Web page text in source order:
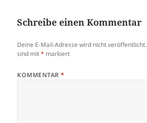
Schreibe einen Kommentar
Deine E-Mail-Adresse wird nicht veröffentlicht.
sind mit* markiert
KOMMENTAR*